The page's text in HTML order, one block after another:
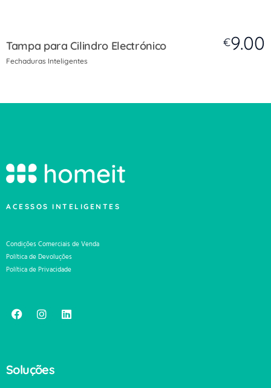
Tampa para Cilindro Electrónico €9.00
Fechaduras Inteligentes
ACESSOS INTELIGENTES
Condições Comerciais de Venda
Política de Devoluções
Política de Privacidade
Soluções